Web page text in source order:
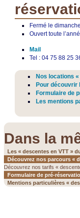
Fermé le
Ouvert toute
Mail
Tel : 04 75 88 25
Nos locations «
Pour découvrir
Formulaire de
Les mentions
Dans la
Les « descentes en VTT »
Découvrez nos parcours «
Découvrez nos tarifs «
Formulaire de pré-
Mentions particulières «